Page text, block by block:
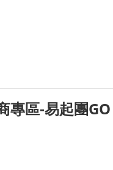
專區-易起團GO